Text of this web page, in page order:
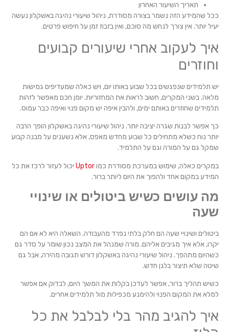
תאריך השיעור האחרון
ככל שהמידע הזה נשמר בצורה מסודרת, ניהול שיעורי נהיגה באשקלון נעשה
יעיל יותר. אין צורך לנחש מה סוכם, ואין בזבוז זמן על חיפוש פרטים.
איך לעקוב אחרי שיעורים קבועים
וחוזרים
יש תלמידים שנפגשים בכל שבוע באותו יום, ויש כאלה שמעדיפים גמישות
מלאה. בשני המקרים, חשוב לראות את המחזוריות. יומן חכם מאפשר לזהות
תלמידים שחוזרים באותם ימים, ולהבין איפה יש מקום פנוי ואיפה כבר עמוס.
כך אפשר לבנות שגרה יציבה יותר. ניהול שיעורי נהיגה באשקלון הופך הרבה
יותר נוח כשלא מתחילים כל שבוע מחדש מאפס, אלא נשענים על מבנה קבוע
שמקל גם על המורה וגם על התלמיד.
במקרים כאלה, שימוש במערכת מסודרת כמוUptor יכול לעזור לרכז את כל
המידע במקום אחד ולהפוך את היום ליותר ברור.
מה עושים כשיש ביטולים או שינויי
שעה
ביטולים ושינויי שעה הם חלק בלתי נפרד מהעבודה. השאלה היא לא אם הם
יקרו, אלא איך מגיבים אליהם. מורה שמנהל את המצב נכון שומר על סדר גם
כשהיום מתהפך. ניהול שיעורי נהיגה באשקלון דורש תגובה מהירה, אבל גם
שיטה שלא תיצור בלגן חדש.
כשיש תהליך ברור, אפשר לעדכן בקלות את המשך היום, לבדוק אם אפשר
למלא את המקום הפנוי ולהימנע מכפילות מול תלמידים אחרים.
איך להגיב מהר בלי לבלבל את כל